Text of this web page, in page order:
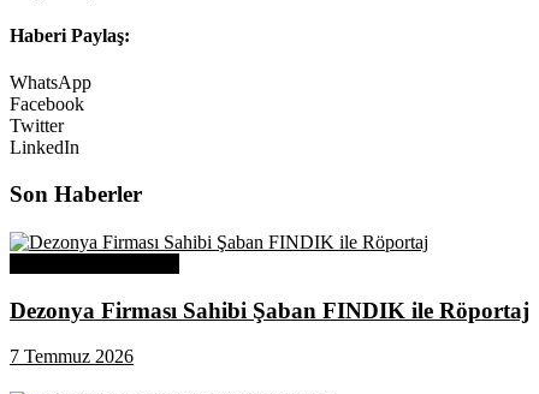
Haberi Paylaş:
WhatsApp
Facebook
Twitter
LinkedIn
Son Haberler
Dezonya Firması Sahibi Şaban FINDIK ile Röportaj
7 Temmuz 2026